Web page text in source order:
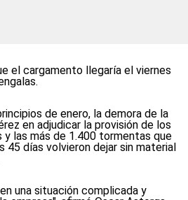
el cargamento llegaría el viernes
de enero, la demora de la
en adjudicar la provisión de los
las más de 1.400 tormentas que
45 días volvieron dejar sin material
una situación complicada y